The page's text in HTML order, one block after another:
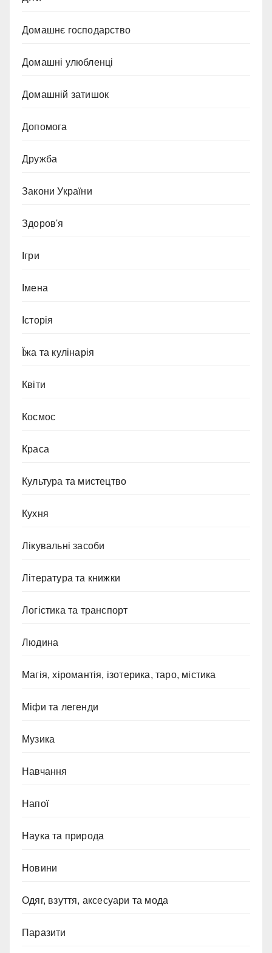
Домашнє господарство
Домашні улюбленці
Домашній затишок
Допомога
Дружба
Закони України
Здоров'я
Ігри
Імена
Історія
Їжа та кулінарія
Квіти
Космос
Краса
Культура та мистецтво
Кухня
Лікувальні засоби
Література та книжки
Логістика та транспорт
Людина
Магія, хіромантія, ізотерика, таро, містика
Міфи та легенди
Музика
Навчання
Напої
Наука та природа
Новини
Одяг, взуття, аксесуари та мода
Паразити